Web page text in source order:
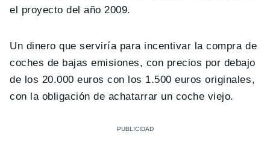
el proyecto del año 2009.
Un dinero que serviría para incentivar la compra de
coches de bajas emisiones, con precios por debajo
de los 20.000 euros con los 1.500 euros originales,
con la obligación de achatarrar un coche viejo.